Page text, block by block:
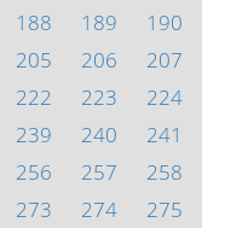
188 189
190
205 206
207
222 223
224
239 240
241
256 257
258
273 274 275